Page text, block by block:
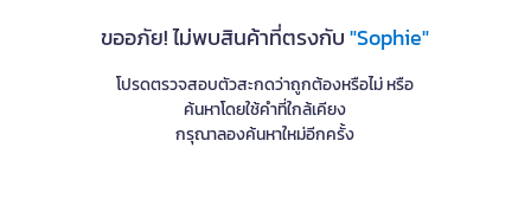
ขออภัย! ไม่พบสินค้าที่ตรงกับ"Sophie"
โปรดตรวจสอบตัวสะกดว่าถูกต้องหรือไม่ หรือ
ค้นหาโดยใช้คำที่ใกล้เคียง
กรุณาลองค้นหาใหม่อีกครั้ง